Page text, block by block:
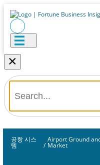
×
공항 시스
템 /
Airport Ground
Market